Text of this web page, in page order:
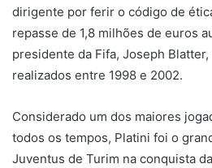
dirigente por ferir o código de
repasse de 1,8 milhões de euros
presidente da Fifa, Joseph
realizados entre 1998 e 2002.
Considerado um dos maiores
todos os tempos, Platini foi o
Juventus de Turim na conquista